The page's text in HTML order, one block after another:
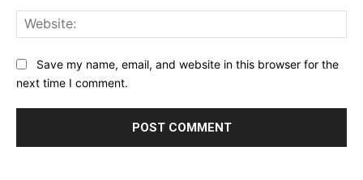
Save my name, email, and website in this browser for the
next time I comment.